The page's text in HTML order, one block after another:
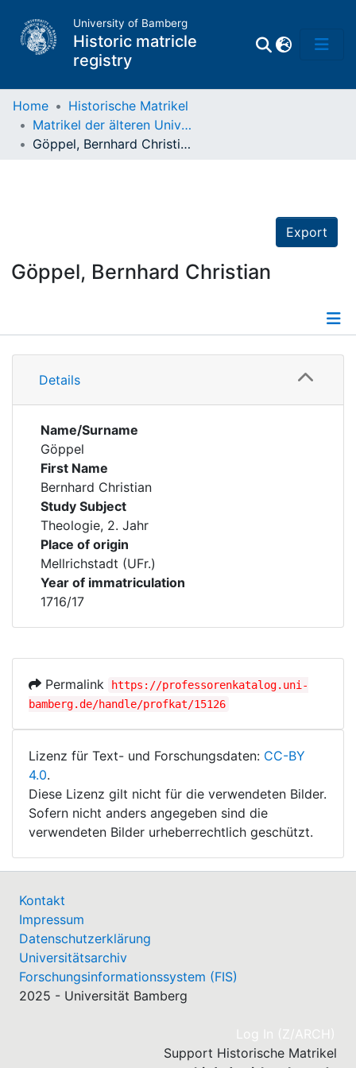
University of Bamberg
Historic matricle
registry
Matrikel
Home
Historische Matrikel
Matrikel der älteren Universität
Göppel, Bernhard Christian
Export
Göppel, Bernhard Christian
Details
Details
Name/Surname
Göppel
First Name
Bernhard Christian
Study Subject
Theologie, 2. Jahr
Place of origin
Mellrichstadt (UFr.)
Year of immatriculation
1716/17
Permalink
https://professorenkatalog.uni-
bamberg.de/handle/profkat/15126
Lizenz für Text- und Forschungsdaten: CC-BY
4.0.
Diese Lizenz gilt nicht für die verwendeten Bilder.
Sofern nicht anders angegeben sind die
verwendeten Bilder urheberrechtlich geschützt.
Kontakt
Impressum
Datenschutzerklärung
Universitätsarchiv
Forschungsinformationssystem (FIS)
2025 - Universität Bamberg
Log In (Z/ARCH)
Support Historische Matrikel